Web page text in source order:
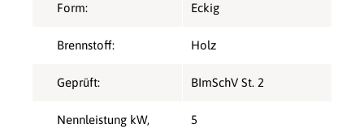
Form: Eckig
Brennstoff: Holz
Geprüft: BImSchV St. 2
Nennleistung kW,
5